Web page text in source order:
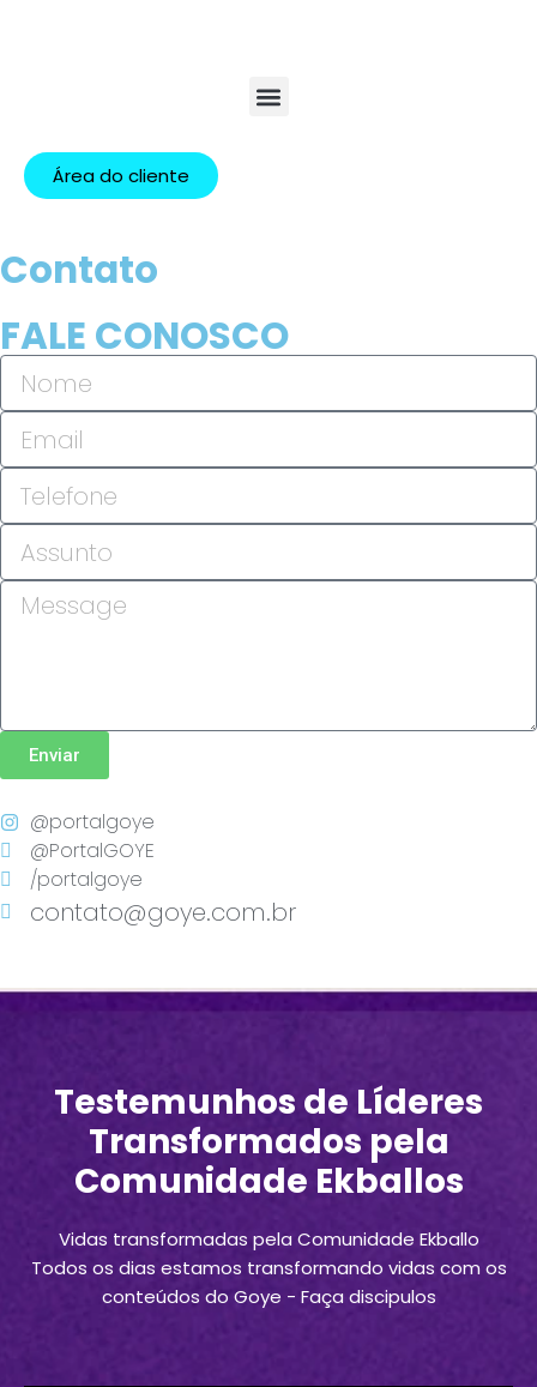
Área do cliente
Contato
FALE CONOSCO
Enviar
@portalgoye
@PortalGOYE
/portalgoye
contato@goye.com.br
Testemunhos de Líderes
Transformados pela
Comunidade Ekballos
Vidas transformadas pela Comunidade Ekballo
Todos os dias estamos transformando vidas com os
conteúdos do Goye - Faça discipulos